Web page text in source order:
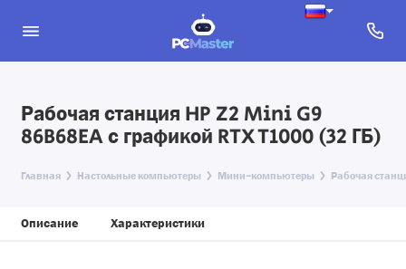
Рабочая станция HP Z2 Mini G9
86B68EA с графикой RTX T1000 (32 ГБ)
Главная Настольные компьютеры Мини-компьютеры Рабочая
Описание Характеристики